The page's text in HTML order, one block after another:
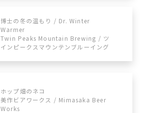
博士の冬の温もり / Dr. Winter
Warmer
Twin Peaks Mountain Brewing / ツ
インピークスマウンテンブルーイング
ホップ畑のネコ
美作ビアワークス / Mimasaka Beer
Works